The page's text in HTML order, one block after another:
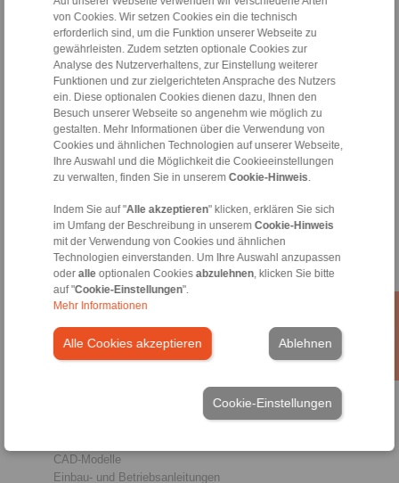
von Cookies. Wir setzen Cookies ein die technisch
erforderlich sind, um die Funktion unserer Webseite zu
gewährleisten. Zudem setzten optionale Cookies zur
Analyse des Nutzerverhaltens, zur Einstellung weiterer
Funktionen und zur zielgerichteten Ansprache des Nutzers
ein. Diese optionalen Cookies dienen dazu, Ihnen den
Besuch unserer Webseite so angenehm wie möglich zu
gestalten. Mehr Informationen über die Verwendung von
Cookies und ähnlichen Technologien auf unserer Webseite,
Ihre Auswahl und die Möglichkeit die Cookieeinstellungen
zu verwalten, finden Sie in unserem Cookie-Hinweis
Indem Sie auf "Alle akzeptieren" klicken, erklären Sie sich
im Umfang der Beschreibung in unserem Cookie-Hinweis
mit der Verwendung von Cookies und ähnlichen
Technologien einverstanden. Um Ihre Auswahl anzupassen
oder alleoptionalen Cookies abzulehnen, klicken Sie bitte
auf "Cookie-Einstellungen".
Mehr Informationen
Alle Cookies akzeptieren Ablehnen
Cookie-Einstellungen
Home |Kontaktformular| Impressum |Datenschutzerklärung
Allgemeine Verkaufsbedingungen| Hinweisgeberplattform
Produkte
Übersicht
Bremsen
Welle-Nabe-Verbindungen
Schwerlastkupplungen
Industriekupplungen
Präzisionskupplungen
Präzisions-Spannzeuge
Branchen
CAD-Modelle
Einbau- und Betriebsanleitungen